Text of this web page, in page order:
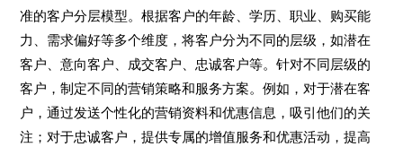
准的客户分层模型。根据客户的年龄、学历、职业、购买能
力、需求偏好等多个维度，将客户分为不同的层级，如潜在
客户、意向客户、成交客户、忠诚客户等。针对不同层级的
客户，制定不同的营销策略和服务方案。例如，对于潜在客
户，通过发送个性化的营销资料和优惠信息，吸引他们的关
注；对于忠诚客户，提供专属的增值服务和优惠活动，提高